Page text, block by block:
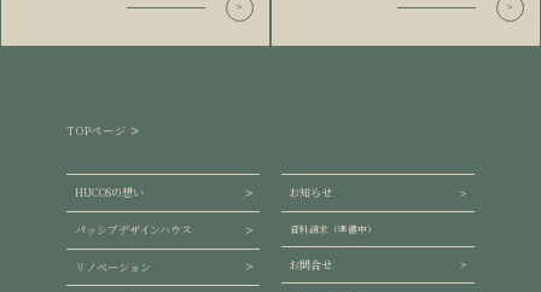
TOPページ
HUCOSの想い
パッシブデザインハウス
リノベーション
お知らせ
資料請求（準備中）
お問合せ